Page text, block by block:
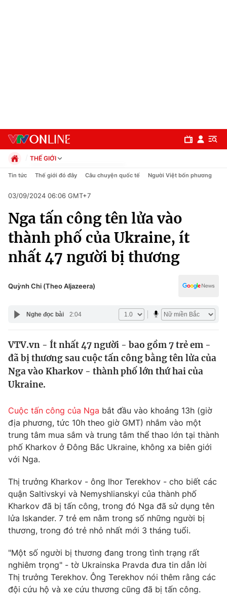
Chuyên mục
Chính trị
Xã hội
Pháp luật
Y tế
Thế giới
Tin tức
Thế giới đó đây
Câu chuyện quốc tế
Kinh tế
Thị trường
Góc doanh nghiệp
Dữ liệu và đời sống
Truyền hình
Phim VTV
Hậu trường
Nhân vật
Khán giả
Giải trí
Điện ảnh
Âm nhạc
Sao
Đời sống
Du lịch
Làm đẹp
Chất lượng cuộc sống
Giáo dục
Tuyển sinh
Học trực tuyến
Công nghệ
Hitech Công nghệ tương lai
Sản phẩm
Giao lưu trực tuyến
THẾ GIỚI
Chính trị
Pháp luật
Kinh tế
Thể thao
Truyền hình
Văn hóa - Giải trí
Công nghệ
Tin tức Thế giới đó đây Câu chuyện quốc tế Người Việt bốn phương
03/09/2024 06:06 GMT+7
Nga tấn công tên lửa vào
thành phố của Ukraine, ít
nhất 47 người bị thương
Quỳnh Chi (Theo Aljazeera)
Nghe đọc bài 2:04
VTV.vn - Ít nhất 47 người - bao gồm 7 trẻ em -
đã bị thương sau cuộc tấn công bằng tên lửa của
Nga vào Kharkov - thành phố lớn thứ hai của
Ukraine.
Cuộc tấn công của Nga bắt đầu vào khoảng 13h (giờ
địa phương, tức 10h theo giờ GMT) nhắm vào một
trung tâm mua sắm và trung tâm thể thao lớn tại thành
phố Kharkov ở Đông Bắc Ukraine, không xa biên giới
với Nga.
Thị trưởng Kharkov - ông Ihor Terekhov - cho biết các
quận Saltivskyi và Nemyshlianskyi của thành phố
Kharkov đã bị tấn công, trong đó Nga đã sử dụng tên
lửa Iskander. 7 trẻ em nằm trong số những người bị
thương, trong đó trẻ nhỏ nhất mới 3 tháng tuổi.
"Một số người bị thương đang trong tình trạng rất
nghiêm trọng" - tờ Ukrainska Pravda đưa tin dẫn lời
Thị trưởng Terekhov. Ông Terekhov nói thêm rằng các
đội cứu hộ và xe cứu thương cũng đã bị tấn công.